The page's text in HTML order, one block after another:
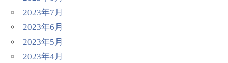
2023年7月
2023年6月
2023年5月
2023年4月